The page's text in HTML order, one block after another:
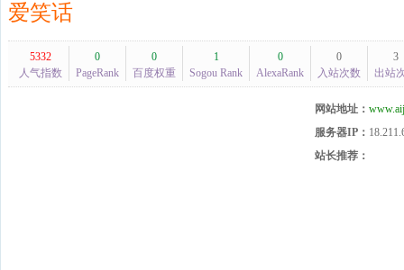
爱笑话
5332
人气指数
0
PageRank
0
百度权重
1
Sogou Rank
0
AlexaRank
0
入站次数
3
出站
网站地址：
服务器IP：
站长推荐：